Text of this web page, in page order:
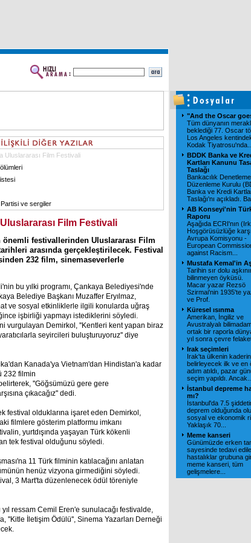
Uluslararası Film Festivali
Partisi ve sergiler
Film Festivali
önemli festivallerinden Uluslararası Film
arasında gerçekleştirilecek. Festival
232 film, sinemaseverlerle
bu yılki programı, Çankaya Belediyesi'nde
Belediye Başkanı Muzaffer Eryılmaz,
ve sosyal etkinliklerle ilgili konularda uğraş
işbirliği yapmayı istediklerini söyledi.
vurgulayan Demirkol, ''Kentleri kent yapan biraz
seyircileri buluşturuyoruz'' diye
Kanada'ya Vietnam'dan Hindistan'a kadar
232 filmin
''Göğsümüzü gere gere
çıkacağız'' dedi.
festival olduklarına işaret eden Demirkol,
filmlere gösterim platformu imkanı
yurtdışında yaşayan Türk kökenli
tek festival olduğunu söyledi.
11 Türk filminin katılacağını anlatan
henüz vizyona girmediğini söyledi.
3 Mart'ta düzenlenecek ödül töreniyle
yıl ressam Cemil Eren'e sunulacağı festivalde,
''Kitle İletişim Ödülü'', Sinema Yazarları Derneği
"And the Oscar
Tüm dünyanın
beklediği 77. Oscar
Los Angeles
Kodak Tiyatrosu'nda...
BDDK Banka ve
Kartları Kanunu
Taslağı
Bankacılık
Düzenleme Kurulu
Banka ve Kredi
Taslağı'nı açıkladı.
AB Konseyi'nin
Raporu
Aşağıda ECRI'nın
Hoşgörüsüzlüğe karşı
Avrupa Komisyonu -
European
against Racism...
Mustafa Kemal'in
Tarihin sır dolu
bilinmeyen öyküsü.
Macar yazar Rezsö
Szirmai'nin 1935'te
ve Prof.
Küresel ısınma
Amerikan, İngiliz ve
Avustralyalı
ortak bir raporla
yıl sonra çevre
Irak seçimleri
Irak'ta ülkenin
belirleyecek ilk ve en
adım atıldı, pazar
seçim yapıldı. Ancak...
İstanbul depreme
mı?
İstanbul'da 7.5
deprem olduğunda
sosyal ve ekonomik
Yaklaşık 70...
Meme kanseri
Günümüzde erken
sayesinde tedavi
hastalıklar grubuna
meme kanseri, tüm
gelişmelere...